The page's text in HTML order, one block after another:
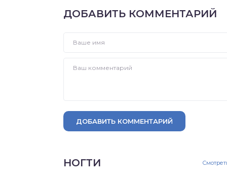
ДОБАВИТЬ КОММЕНТАРИЙ
ДОБАВИТЬ КОММЕНТАРИЙ
НОГТИ